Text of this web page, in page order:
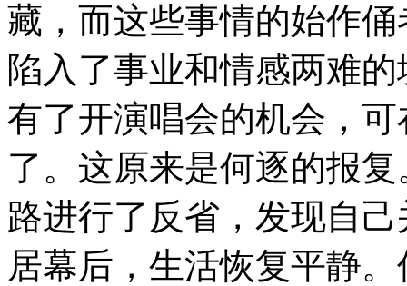
藏，而这些事情的始作
陷入了事业和情感两难
有了开演唱会的机会，
了。这原来是何逐的报
路进行了反省，发现自
居幕后，生活恢复平静